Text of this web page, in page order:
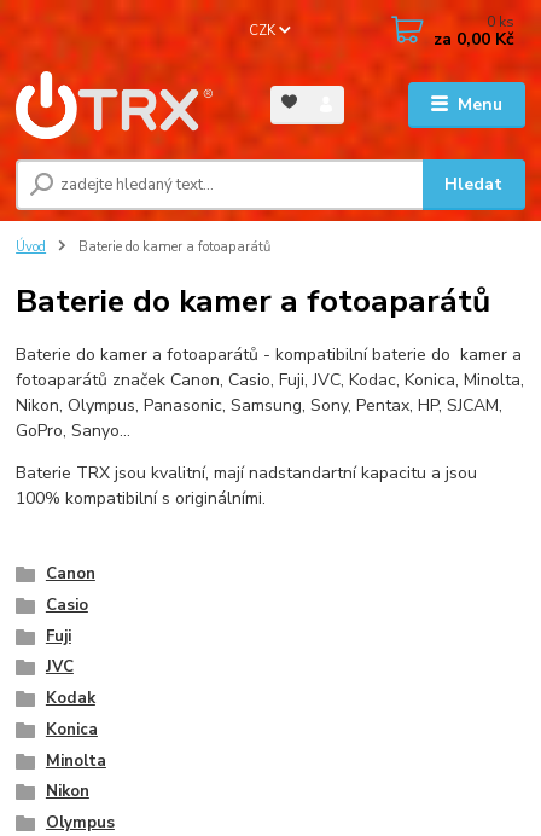
Menu
CZK
Hledat
0 ks
za 0,00 Kč
Úvod Baterie do kamer a fotoaparátů
Baterie do kamer a fotoaparátů
Baterie do kamer a fotoaparátů - kompatibilní baterie do kamer a
fotoaparátů značek Canon, Casio, Fuji, JVC, Kodac, Konica, Minolta,
Nikon, Olympus, Panasonic, Samsung, Sony, Pentax, HP, SJCAM,
GoPro, Sanyo...
Baterie TRX jsou kvalitní, mají nadstandartní kapacitu a jsou
100% kompatibilní s originálními.
Canon
Casio
Fuji
JVC
Kodak
Konica
Minolta
Nikon
Olympus